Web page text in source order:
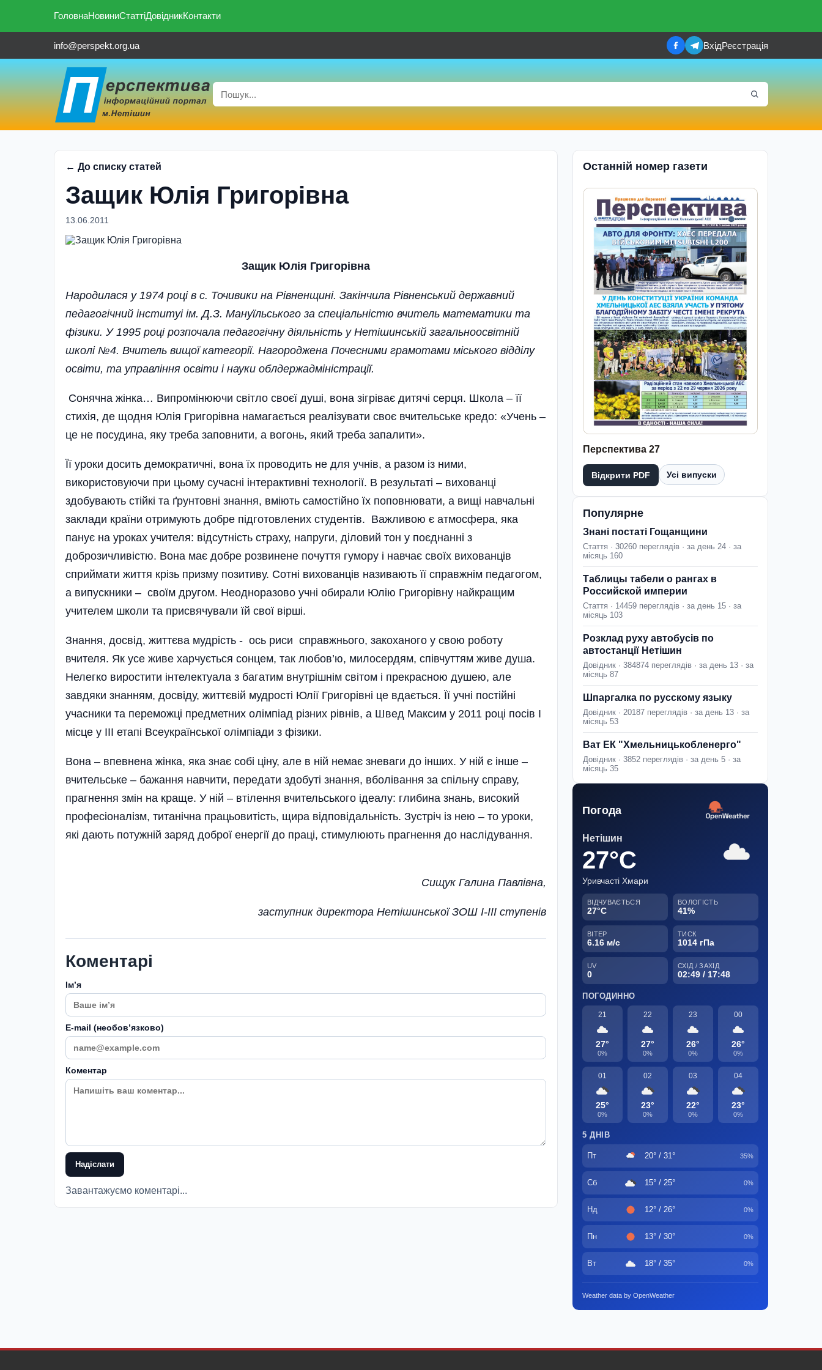
ГоловнаНовиниСтаттіДовідникКонтакти
info@perspekt.org.ua ВхідРеєстрація
← До списку статей
Защик Юлія Григорівна
13.06.2011
Защик Юлія Григорівна
Народилася у 1974 році в с. Точивики на Рівненщині. Закінчила Рівненський державний
педагогічний інституі ім. Д.З. Мануїльського за спеціальністю вчитель математики та
фізики. У 1995 році розпочала педагогічну діяльність у Нетішинській загальноосвітній
школі №4. Вчитель вищої категорії. Нагороджена Почесними грамотами міського відділу
освіти, та управління освіти і науки облдержадміністрації.
Сонячна жінка… Випромінюючи світло своєї душі, вона зігріває дитячі серця. Школа – її
стихія, де щодня Юлія Григорівна намагається реалізувати своє вчительське кредо: «Учень –
це не посудина, яку треба заповнити, а вогонь, який треба запалити».
Її уроки досить демократичні, вона їх проводить не для учнів, а разом із ними,
використовуючи при цьому сучасні інтерактивні технології. В результаті – вихованці
здобувають стійкі та ґрунтовні знання, вміють самостійно їх поповнювати, а вищі навчальні
заклади країни отримують добре підготовлених студентів. Важливою є атмосфера, яка
панує на уроках учителя: відсутність страху, напруги, діловий тон у поєднанні з
доброзичливістю. Вона має добре розвинене почуття гумору і навчає своїх вихованців
сприймати життя крізь призму позитиву. Сотні вихованців називають її справжнім педагогом,
а випускники – своїм другом. Неодноразово учні обирали Юлію Григорівну найкращим
учителем школи та присвячували їй свої вірші.
Знання, досвід, життєва мудрість - ось риси справжнього, закоханого у свою роботу
вчителя. Як усе живе харчується сонцем, так любов’ю, милосердям, співчуттям живе душа.
Нелегко виростити інтелектуала з багатим внутрішнім світом і прекрасною душею, але
завдяки знанням, досвіду, життєвій мудрості Юлії Григорівні це вдається. Її учні постійні
учасники та переможці предметних олімпіад різних рівнів, а Швед Максим у 2011 році посів І
місце у ІІІ етапі Всеукраїнської олімпіади з фізики.
Вона – впевнена жінка, яка знає собі ціну, але в ній немає зневаги до інших. У ній є інше –
вчительське – бажання навчити, передати здобуті знання, вболівання за спільну справу,
прагнення змін на краще. У ній – втілення вчительського ідеалу: глибина знань, високий
професіоналізм, титанічна працьовитість, щира відповідальність. Зустріч із нею – то уроки,
які дають потужній заряд доброї енергії до праці, стимулюють прагнення до наслідування.
Сищук Галина Павлівна,
заступник директора Нетішинської ЗОШ І-ІІІ ступенів
Коментарі
Імʼя
E-mail (необовʼязково)
Коментар
Надіслати
Завантажуємо коментарі...
Останній номер газети
Перспектива 27
Відкрити PDF Усі випуски
Популярне
Знані постаті Гощанщини
Стаття · 30260 переглядів · за день 24 · за
місяць 160
Таблицы табели о рангах в
Российской империи
Стаття · 14459 переглядів · за день 15 · за
місяць 103
Розклад руху автобусів по
автостанції Нетішин
Довідник · 384874 переглядів · за день 13 · за
місяць 87
Шпаргалка по русскому языку
Довідник · 20187 переглядів · за день 13 · за
місяць 53
Ват ЕК "Хмельницькобленерго"
Довідник · 3852 переглядів · за день 5 · за
місяць 35
Погода
Нетішин
27°C
Уривчасті Хмари
ВІДЧУВАЄТЬСЯ
27°C
ВОЛОГІСТЬ
41%
ВІТЕР
6.16 м/с
ТИСК
1014 гПа
UV
0
СХІД / ЗАХІД
02:49 / 17:48
ПОГОДИННО
21
27°
0%
22
27°
0%
23
26°
0%
00
26°
0%
01
25°
0%
02
23°
0%
03
22°
0%
04
23°
0%
5 ДНІВ
Пт 20° / 31° 35%
Сб 15° / 25° 0%
Нд 12° / 26° 0%
Пн 13° / 30° 0%
Вт 18° / 35° 0%
Weather data by OpenWeather